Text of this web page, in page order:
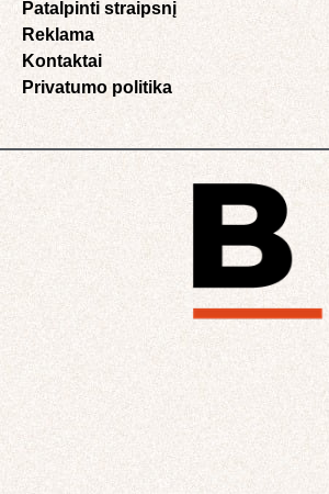
Patalpinti straipsnį
Reklama
Kontaktai
Privatumo politika